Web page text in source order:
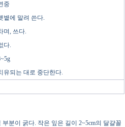
중
볕에 말려 쓴다.
며, 쓰다.
다.
유되는 대로 중단한다.
분이 굵다. 작은 잎은 길이 2~5cm의 달걀꼴